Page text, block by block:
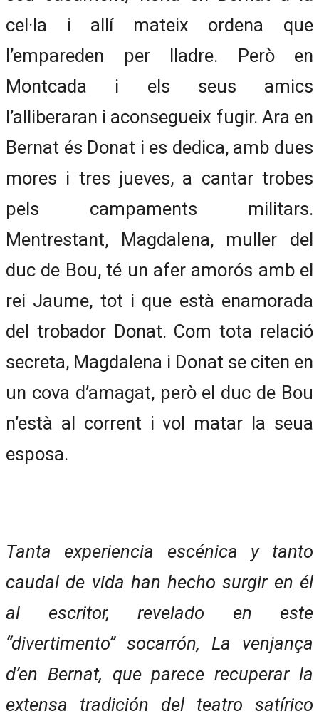
cel·la i allí mateix ordena que
l’empareden per lladre. Però en
Montcada i els seus amics
l’alliberaran i aconsegueix fugir. Ara en
Bernat és Donat i es dedica, amb dues
mores i tres jueves, a cantar trobes
pels campaments militars.
Mentrestant, Magdalena, muller del
duc de Bou, té un afer amorós amb el
rei Jaume, tot i que està enamorada
del trobador Donat. Com tota relació
secreta, Magdalena i Donat se citen en
un cova d’amagat, però el duc de Bou
n’està al corrent i vol matar la seua
esposa.
Tanta experiencia escénica y tanto
caudal de vida han hecho surgir en él
al escritor, revelado en este
“divertimento” socarrón, La venjança
d’en Bernat, que parece recuperar la
extensa tradición del teatro satírico